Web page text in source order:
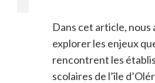
Dans cet article, nous
explorer les enjeux
rencontrent les
scolaires de l’île